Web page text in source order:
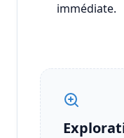
immédiate.